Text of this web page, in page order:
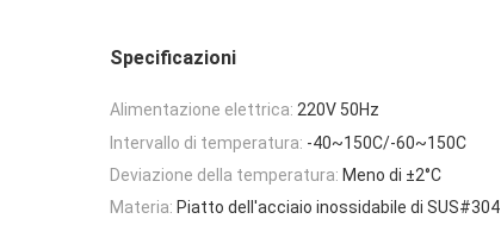
Specificazioni
Alimentazione elettrica: 220V 50Hz
Intervallo di temperatura: -40~150C/-60~150C
Deviazione della temperatura: Meno di ±2°C
Materia: Piatto dell'acciaio inossidabile di SUS#304